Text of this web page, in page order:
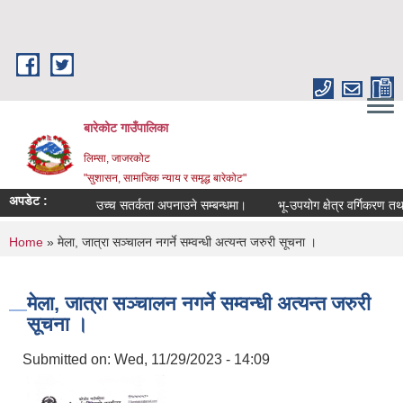
बारेकोट गाउँपालिका
लिम्सा, जाजरकोट
"सुशासन, सामाजिक न्याय र समृद्ध बारेकोट"
अपडेट : उच्च सतर्कता अपनाउने सम्बन्धमा। भू-उपयोग क्षेत्र वर्गिकरण तथा
You are here
Home » मेला, जात्रा सञ्चालन नगर्ने सम्वन्धी अत्यन्त जरुरी सूचना ।
मेला, जात्रा सञ्चालन नगर्ने सम्वन्धी अत्यन्त जरुरी
सूचना ।
Submitted on: Wed, 11/29/2023 - 14:09